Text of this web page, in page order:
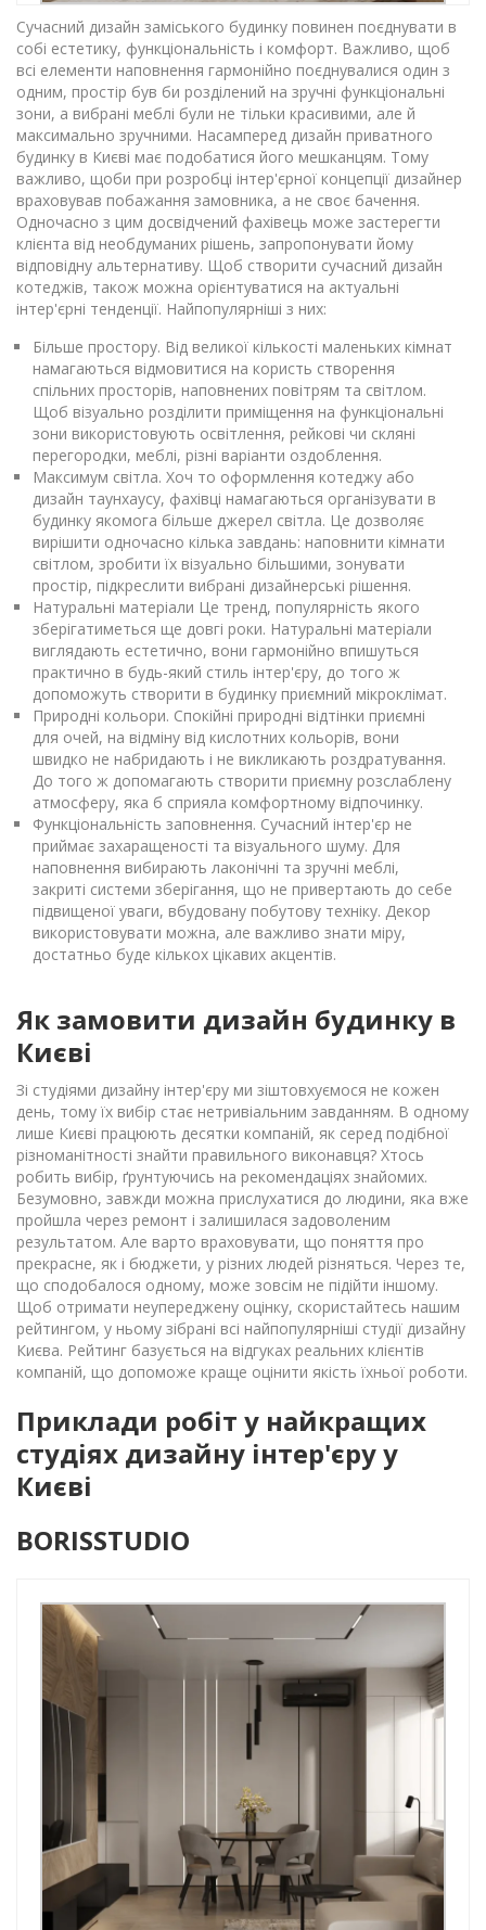
Сучасний дизайн заміського будинку повинен поєднувати в
собі естетику, функціональність і комфорт. Важливо, щоб
всі елементи наповнення гармонійно поєднувалися один з
одним, простір був би розділений на зручні функціональні
зони, а вибрані меблі були не тільки красивими, але й
максимально зручними. Насамперед дизайн приватного
будинку в Києві має подобатися його мешканцям. Тому
важливо, щоби при розробці інтер'єрної концепції дизайнер
враховував побажання замовника, а не своє бачення.
Одночасно з цим досвідчений фахівець може застерегти
клієнта від необдуманих рішень, запропонувати йому
відповідну альтернативу. Щоб створити сучасний дизайн
котеджів, також можна орієнтуватися на актуальні
інтер'єрні тенденції. Найпопулярніші з них:
Більше простору. Від великої кількості маленьких кімнат
намагаються відмовитися на користь створення
спільних просторів, наповнених повітрям та світлом.
Щоб візуально розділити приміщення на функціональні
зони використовують освітлення, рейкові чи скляні
перегородки, меблі, різні варіанти оздоблення.
Максимум світла. Хоч то оформлення котеджу або
дизайн таунхаусу, фахівці намагаються організувати в
будинку якомога більше джерел світла. Це дозволяє
вирішити одночасно кілька завдань: наповнити кімнати
світлом, зробити їх візуально більшими, зонувати
простір, підкреслити вибрані дизайнерські рішення.
Натуральні матеріали Це тренд, популярність якого
зберігатиметься ще довгі роки. Натуральні матеріали
виглядають естетично, вони гармонійно впишуться
практично в будь-який стиль інтер'єру, до того ж
допоможуть створити в будинку приємний мікроклімат.
Природні кольори. Спокійні природні відтінки приємні
для очей, на відміну від кислотних кольорів, вони
швидко не набридають і не викликають роздратування.
До того ж допомагають створити приємну розслаблену
атмосферу, яка б сприяла комфортному відпочинку.
Функціональність заповнення. Сучасний інтер'єр не
приймає захаращеності та візуального шуму. Для
наповнення вибирають лаконічні та зручні меблі,
закриті системи зберігання, що не привертають до себе
підвищеної уваги, вбудовану побутову техніку. Декор
використовувати можна, але важливо знати міру,
достатньо буде кількох цікавих акцентів.
Як замовити дизайн будинку в
Києві
Зі студіями дизайну інтер'єру ми зіштовхуємося не кожен
день, тому їх вибір стає нетривіальним завданням. В одному
лише Києві працюють десятки компаній, як серед подібної
різноманітності знайти правильного виконавця? Хтось
робить вибір, ґрунтуючись на рекомендаціях знайомих.
Безумовно, завжди можна прислухатися до людини, яка вже
пройшла через ремонт і залишилася задоволеним
результатом. Але варто враховувати, що поняття про
прекрасне, як і бюджети, у різних людей різняться. Через те,
що сподобалося одному, може зовсім не підійти іншому.
Щоб отримати неупереджену оцінку, скористайтесь нашим
рейтингом, у ньому зібрані всі найпопулярніші студії дизайну
Києва. Рейтинг базується на відгуках реальних клієнтів
компаній, що допоможе краще оцінити якість їхньої роботи.
Приклади робіт у найкращих
студіях дизайну інтер'єру у
Києві
BORISSTUDIO